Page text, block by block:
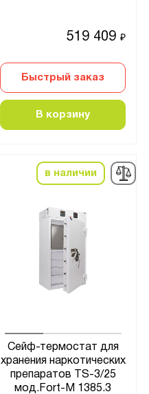
519 409₽
Быстрый заказ
В корзину
в наличии
Сейф-термостат для
хранения наркотических
препаратов TS-3/25
мод.Fort-M 1385.3